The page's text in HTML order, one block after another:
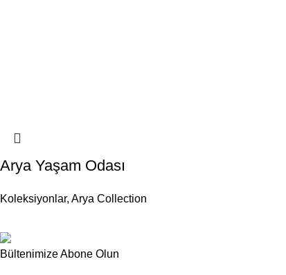
Arya Yaşam Odası
Koleksiyonlar, Arya Collection
Bültenimize Abone Olun